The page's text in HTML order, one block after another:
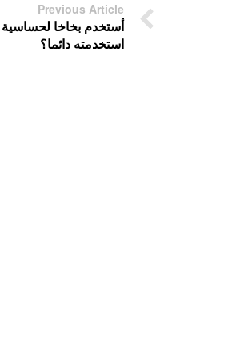
Previous Article
أستخدم بخاخا
استخدمته دائما؟